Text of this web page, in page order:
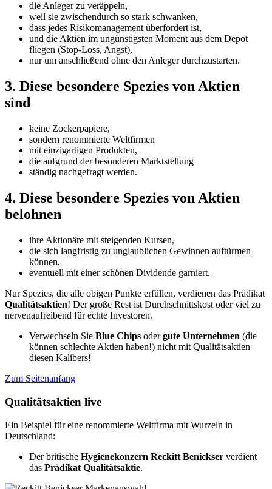
die Anleger zu veräppeln,
weil sie zwischendurch so stark schwanken,
dass jedes Risikomanagement überfordert ist,
und die Aktien im ungünstigsten Moment aus dem Depot
fliegen (Stop-Loss, Angst),
nur um anschließend ohne den Anleger durchzustarten.
3. Diese besondere Spezies von Aktien
sind
keine Zockerpapiere,
sondern renommierte Weltfirmen
mit einzigartigen Produkten,
die aufgrund der besonderen Marktstellung
ständig nachgefragt werden.
4. Diese besondere Spezies von Aktien
belohnen
ihre Aktionäre mit steigenden Kursen,
die sich langfristig zu unglaublichen Gewinnen auftürmen
können,
eventuell mit einer schönen Dividende garniert.
Nur Spezies, die alle obigen Punkte erfüllen, verdienen das Prädikat
Qualitätsaktien! Der große Rest ist Durchschnittskost oder viel zu
nervenaufreibend für echte Investoren.
Verwechseln Sie Blue Chips odergute Unternehmen (die
können schlechte Aktien haben!) nicht mit Qualitätsaktien
diesen Kalibers!
Zum Seitenanfang
Qualitätsaktien live
Ein Beispiel für eine renommierte Weltfirma mit Wurzeln in
Deutschland:
Der britische Hygienekonzern Reckitt Benickser verdient
das Prädikat Qualitätsaktie.